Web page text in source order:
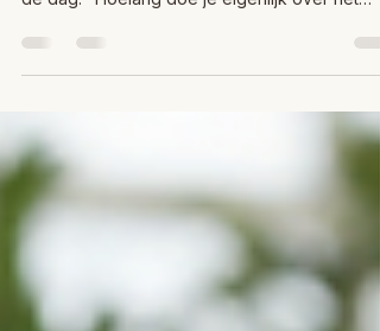
de dag: "Hoelang doe je eigenlijk over het
maken van één tas?" Een leuke vraag, want
eindresultaat. Wat vaak niet zichtbaar is, zijn
uren die voorafgaan aan een afgewerkte
handgemaakte kurk tas. In deze blog neem ik
graag mee achter de schermen. Een tas begint
niet achter de naaimachine Voordat de eerste
steek wordt gezet, begint het proces a